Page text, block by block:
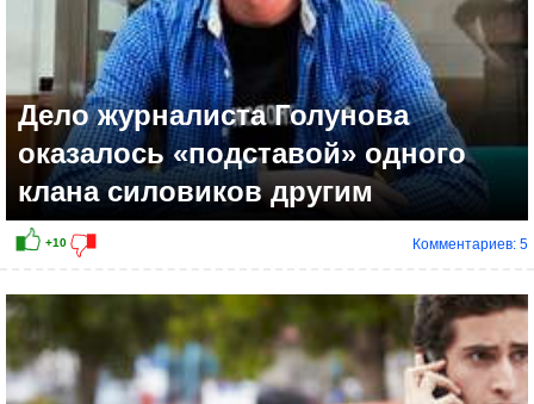
Дело журналиста Голунова
оказалось «подставой» одного
клана силовиков другим
Комментариев: 5